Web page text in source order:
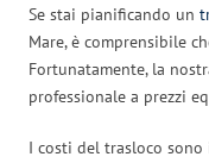
Se stai pianificando un
Mare, è comprensibile
Fortunatamente, la
professionale a prezzi
I costi del trasloco